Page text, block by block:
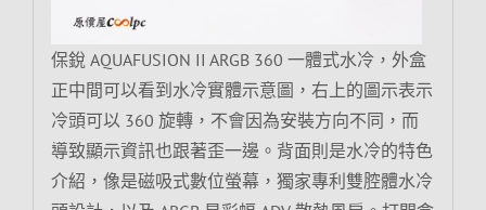
保銳 AQUAFUSION II ARGB 360 一體式水冷，外盒
正中間可以看到水冷實體示意圖，右上的圖示表示
冷頭可以 360 旋轉，不會因為安裝方向不同，而
導致顯示資訊也跟著歪一邊。背面則是水冷的特色
介紹，像是磁吸式數位螢幕，獨家專利雙腔體水冷